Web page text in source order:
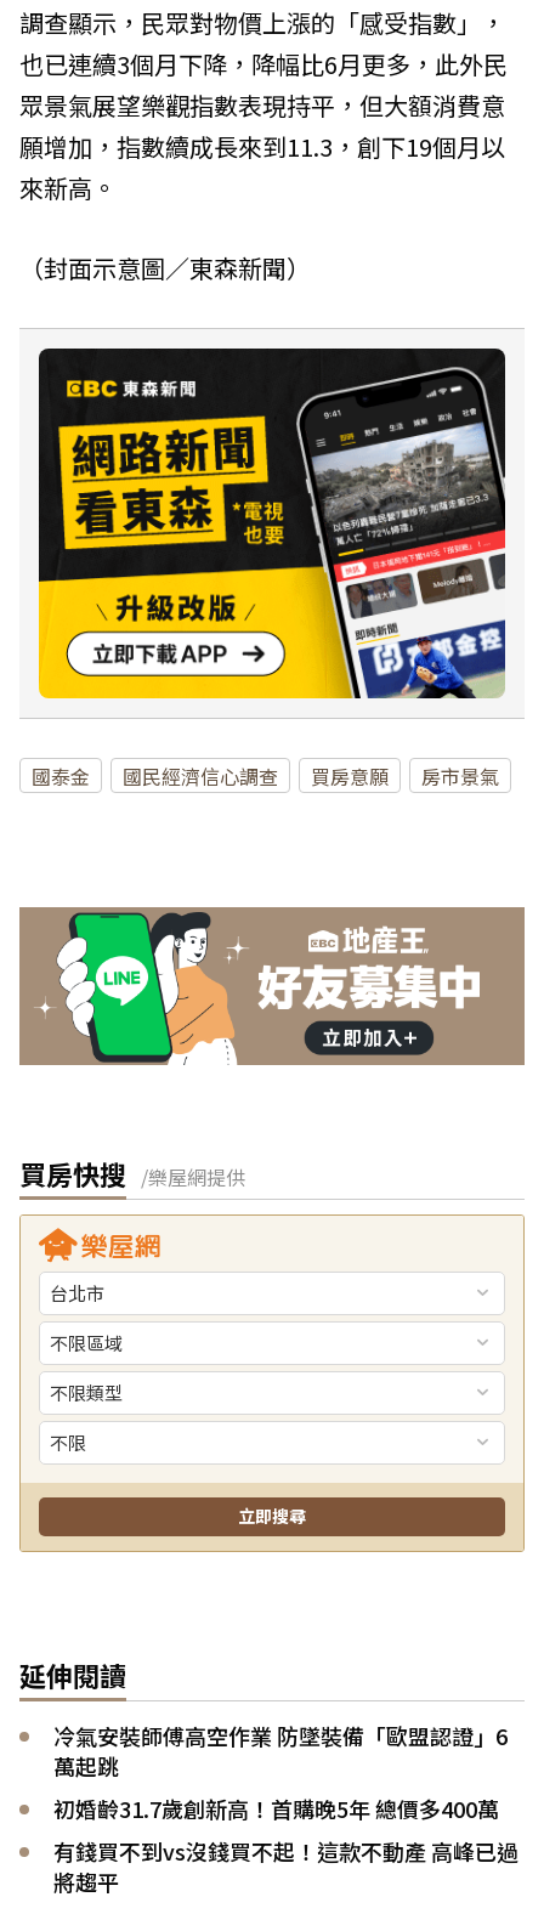
調查顯示，民眾對物價上漲的「感受指數」，
也已連續3個月下降，降幅比6月更多，此外民
眾景氣展望樂觀指數表現持平，但大額消費意
願增加，指數續成長來到11.3，創下19個月以
來新高。
（封面示意圖／東森新聞）
國泰金 國民經濟信心調查 買房意願 房市景氣
買房快搜 /樂屋網提供
延伸閱讀
冷氣安裝師傅高空作業 防墜裝備「歐盟認證」6
萬起跳
初婚齡31.7歲創新高！首購晚5年 總價多400萬
有錢買不到vs沒錢買不起！這款不動產 高峰已過
將趨平